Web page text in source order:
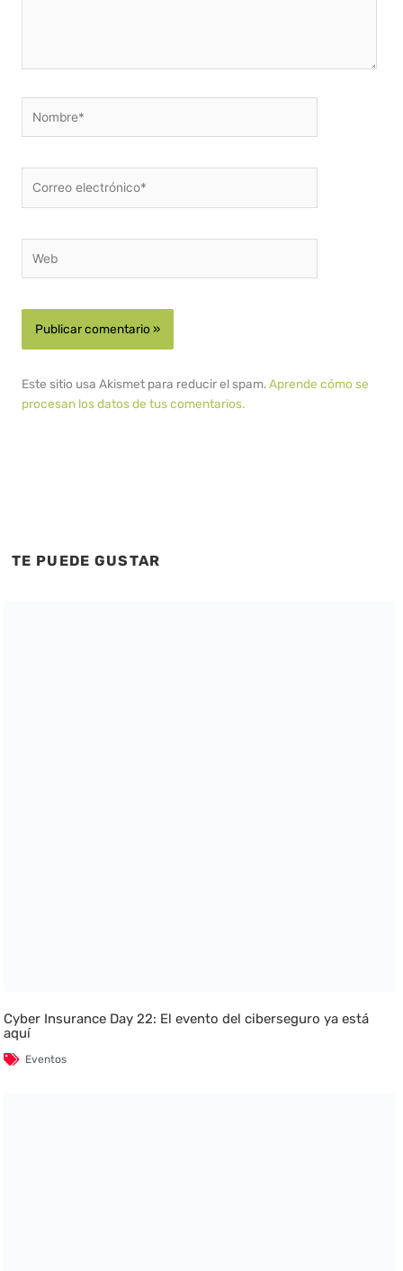
electrónico*
Este sitio usa Akismet para reducir el spam.Aprende cómo se
procesan los datos de tus comentarios.
TE PUEDE GUSTAR
Cyber Insurance Day 22: El evento del ciberseguro ya está
aquí
Eventos